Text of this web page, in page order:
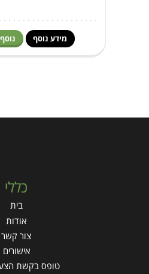
מידע נוסף
כללי
בית
אודות
צור קשר
אישורים
טופס בקשת